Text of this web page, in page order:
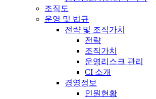
조직도
운영 및 법규
전략 및 조직가치
전략
조직가치
운영리스크 관리
CI 소개
경영정보
인원현황